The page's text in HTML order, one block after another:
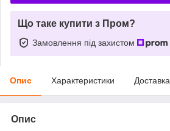
Що таке купити з Пром?
Замовлення під захистом
Опис Характеристики Доставка
Опис